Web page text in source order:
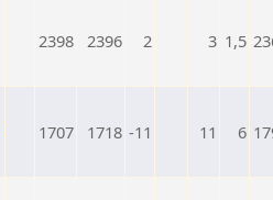
2398 2396 2 3 1,5
1707 1718 -11 11 6